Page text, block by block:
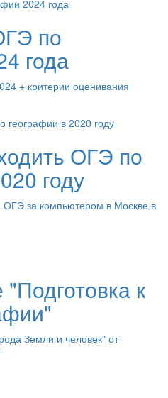
по
года
+ критерии оценивания
ОГЭ по
году
ОГЭ за компьютером в Москве в
к
Земли и человек" от